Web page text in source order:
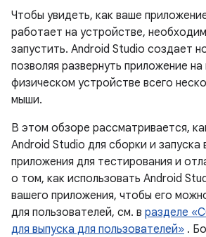
Чтобы увидеть, как ваше
работает на устройстве,
запустить. Android Studio создает
позволяя развернуть приложение
физическом устройстве всего
мыши.
В этом обзоре рассматривается,
Android Studio для сборки и запуска
приложения для тестирования и
о том, как использовать Android
вашего приложения, чтобы его
для пользователей, см. в разделе
для выпуска для пользователей» .